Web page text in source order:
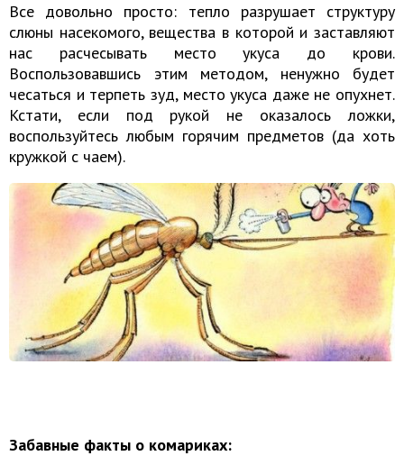
Все довольно просто: тепло разрушает структуру
слюны насекомого, вещества в которой и заставляют
нас расчесывать место укуса до крови.
Воспользовавшись этим методом, ненужно будет
чесаться и терпеть зуд, место укуса даже не опухнет.
Кстати, если под рукой не оказалось ложки,
воспользуйтесь любым горячим предметов (да хоть
кружкой с чаем).
Забавные факты о комариках: